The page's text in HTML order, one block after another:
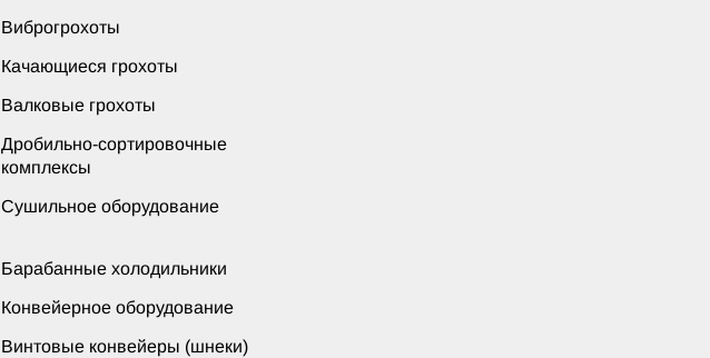
Виброгрохоты
Качающиеся грохоты
Валковые грохоты
Дробильно-сортировочные
комплексы
Сушильное оборудование
Барабанные холодильники
Конвейерное оборудование
Винтовые конвейеры (шнеки)